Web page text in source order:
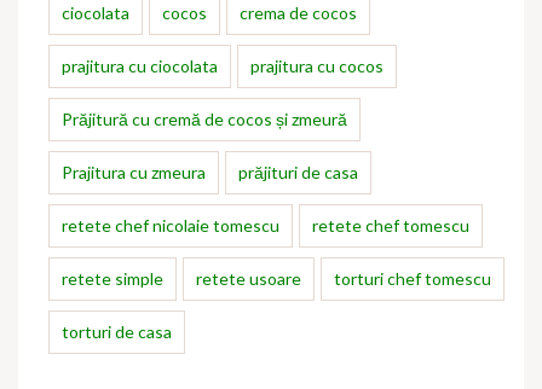
ciocolata cocos crema de cocos
prajitura cu ciocolata prajitura cu cocos
Prăjitură cu cremă de cocos și zmeură
Prajitura cu zmeura prăjituri de casa
retete chef nicolaie tomescu retete chef tomescu
retete simple retete usoare torturi chef tomescu
torturi de casa